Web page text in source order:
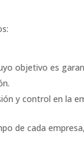
objetivo es
y control en la
de cada